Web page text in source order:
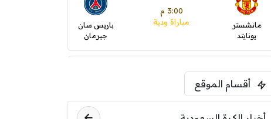
مانشستر
يونايتد
3:00 م
مباراة ودية
باريس سان
جيرمان
فرينتسفاروشي ريال مدريد
أقسام الموقع